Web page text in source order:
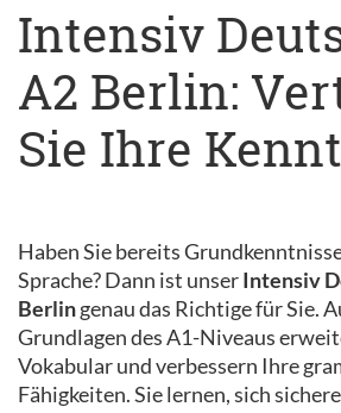
Intensiv
A2 Berlin:
Sie Ihre
Haben Sie bereits
Sprache? Dann ist unserIntensiv
Berlingenau das Richtige für Sie.
Grundlagen des A1-Niveaus
Vokabular und verbessern Ihre
Fähigkeiten. Sie lernen, sich